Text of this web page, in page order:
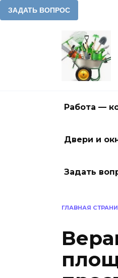
Работа —
Двери и
Задать
ГЛАВНАЯ